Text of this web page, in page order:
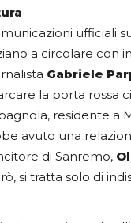
ufficiali
a circolare con
Gabriele
la porta rossa
residente a
avuto una
di Sanremo,
si tratta solo di